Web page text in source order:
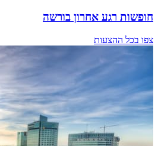
חופשות רגע אחרון בורשה
צפו בכל ההצעות